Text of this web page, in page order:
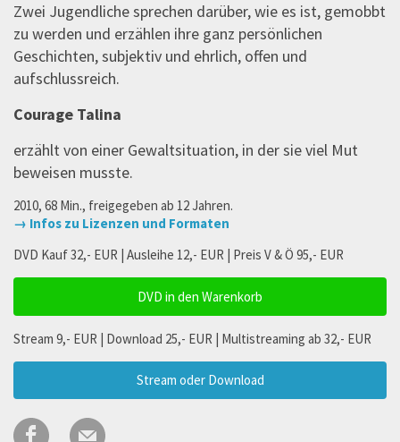
Zwei Jugendliche sprechen darüber, wie es ist, gemobbt
zu werden und erzählen ihre ganz persönlichen
Geschichten, subjektiv und ehrlich, offen und
aufschlussreich.
Courage Talina
erzählt von einer Gewaltsituation, in der sie viel Mut
beweisen musste.
2010, 68 Min., freigegeben ab 12 Jahren.
→ Infos zu Lizenzen und Formaten
DVD Kauf 32,- EUR | Ausleihe 12,- EUR | Preis V & Ö 95,- EUR
DVD in den Warenkorb
Stream 9,- EUR | Download 25,- EUR | Multistreaming ab 32,- EUR
Stream oder Download